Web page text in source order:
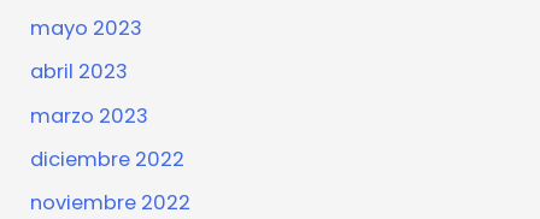
mayo 2023
abril 2023
marzo 2023
diciembre 2022
noviembre 2022